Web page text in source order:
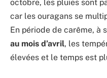
octobre, les pluies sont
car les ouragans se
En période de carême, à
au mois d’avril, les
élevées et le temps est